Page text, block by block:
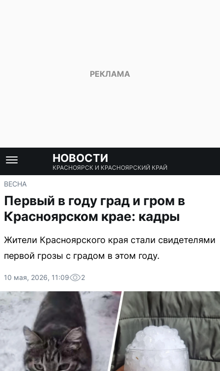
НОВОСТИ
КРАСНОЯРСК И КРАСНОЯРСКИЙ КРАЙ
ВЕСНА
Первый в году град и гром в
Красноярском крае: кадры
Жители Красноярского края стали свидетелями
первой грозы с градом в этом году.
10 мая, 2026, 11:09 2